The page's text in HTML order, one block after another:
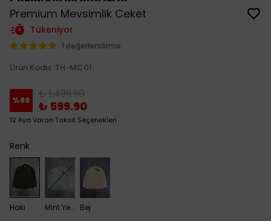
Premium Mevsimlik Ceket
Tükeniyor
1 değerlendirme
Ürün Kodu: TH-MC01
%60 ₺ 1,499.90
₺ 599.90
12 Aya Varan Taksit Seçenekleri
Renk
Haki Mint Yeşili Bej